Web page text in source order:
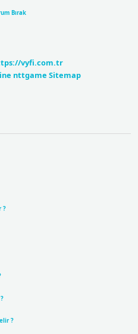
Bırak
vyfi.com.tr
nttgame Sitemap
?
?